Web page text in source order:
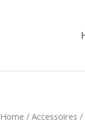
Home /Accessoires /